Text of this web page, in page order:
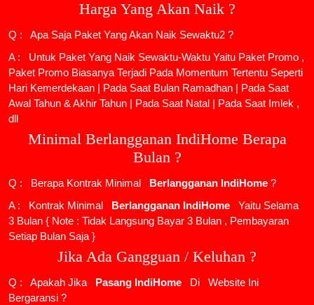
Harga Yang Akan Naik ?
Q : Apa Saja Paket Yang Akan Naik Sewaktu2 ?
A : Untuk Paket Yang Naik Sewaktu-Waktu Yaitu Paket Promo ,
Paket Promo Biasanya Terjadi Pada Momentum Tertentu Seperti
Hari Kemerdekaan | Pada Saat Bulan Ramadhan | Pada Saat
Awal Tahun & Akhir Tahun | Pada Saat Natal | Pada Saat Imlek ,
dll
Minimal Berlangganan IndiHome Berapa
Bulan ?
Q : Berapa Kontrak Minimal Berlangganan IndiHome ?
A : Kontrak Minimal
Berlangganan IndiHome
Yaitu Selama
3 Bulan { Note : Tidak Langsung Bayar 3 Bulan , Pembayaran
Setiap Bulan Saja }
Jika Ada Gangguan / Keluhan ?
Q : Apakah Jika Pasang IndiHome Di
Website Ini
Bergaransi ?